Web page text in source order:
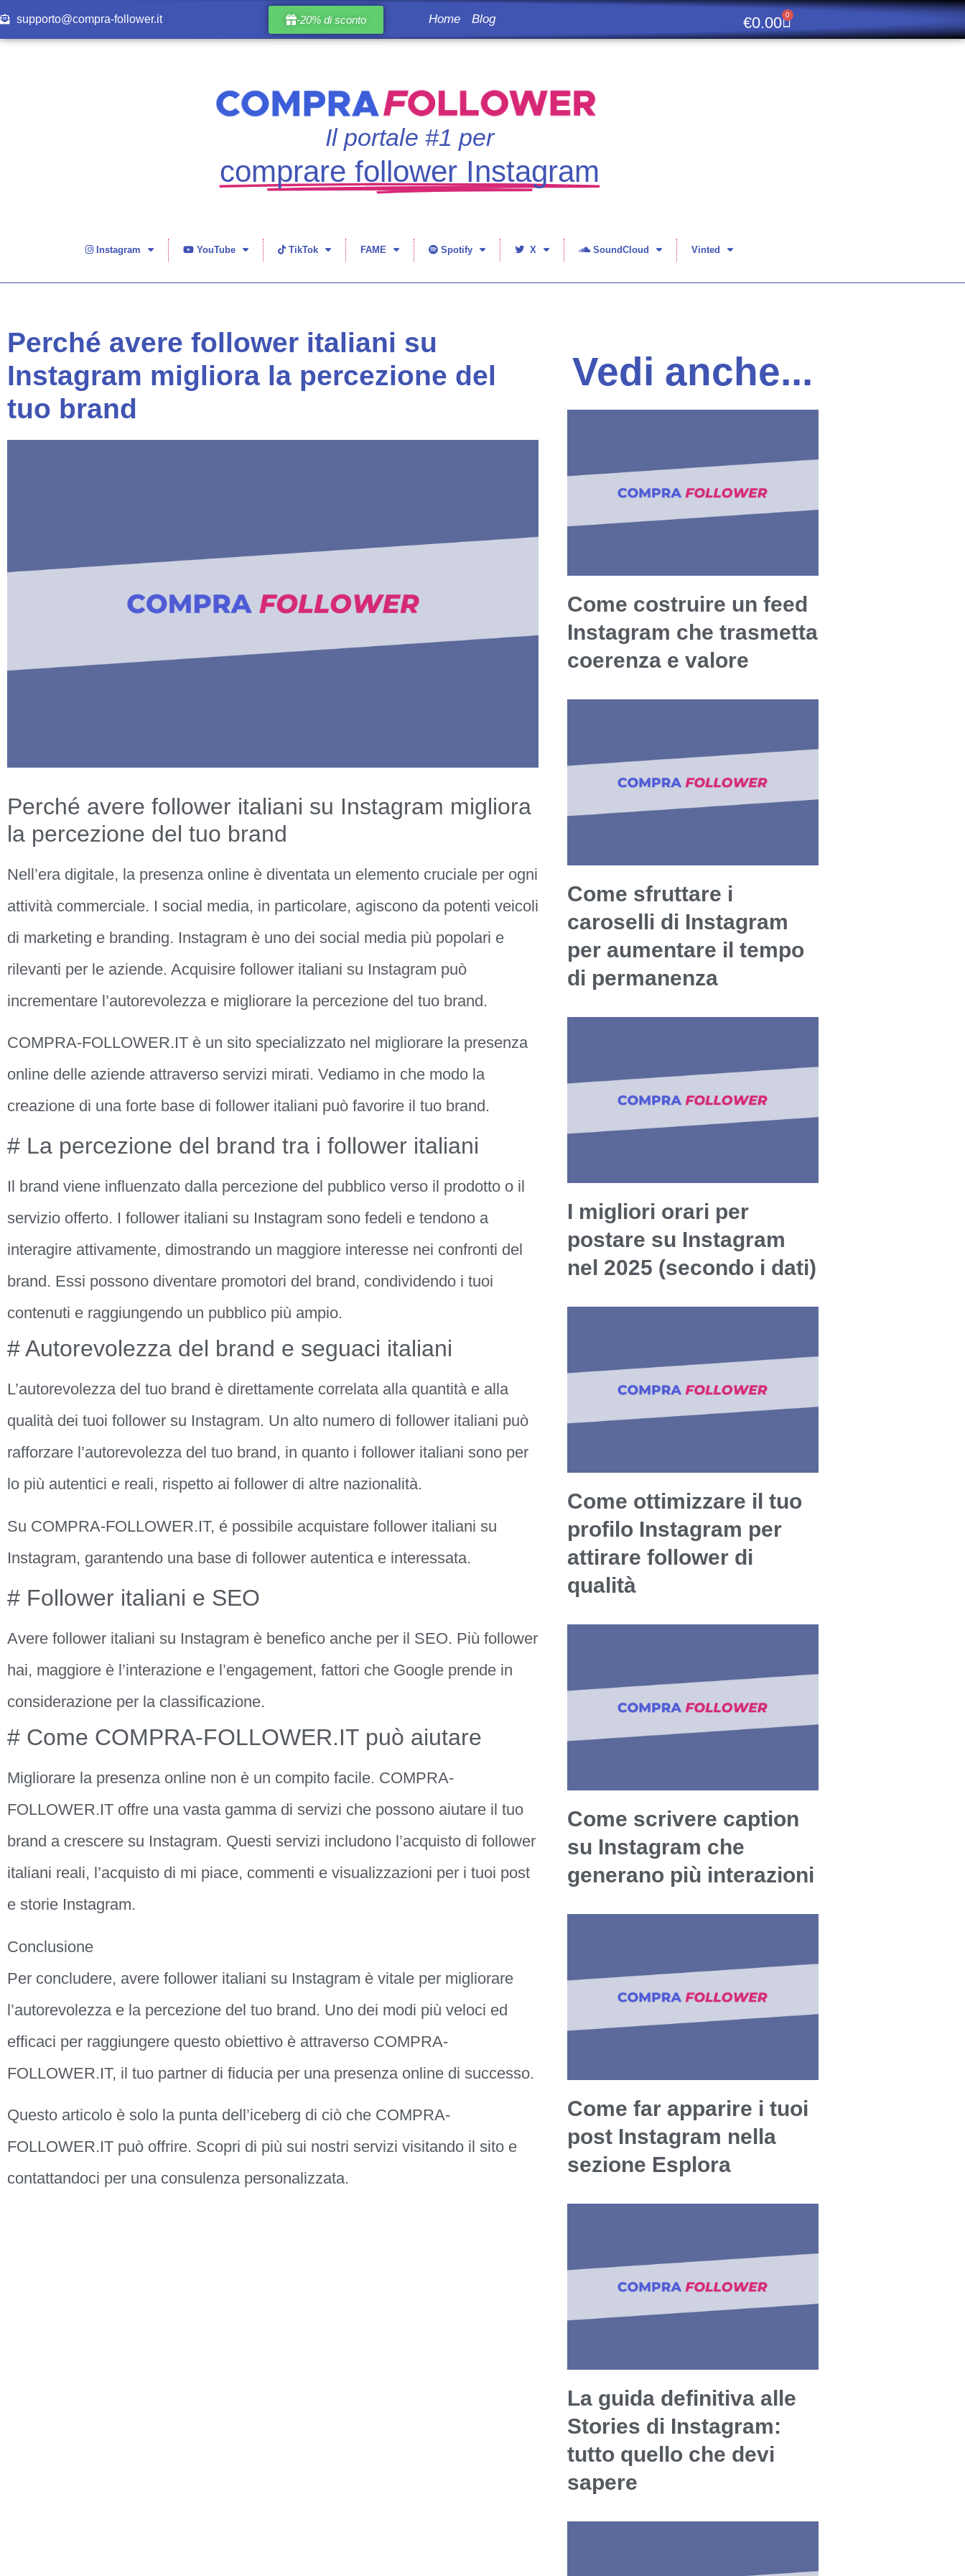
supporto@compra-follower.it -20% di sconto Home Blog €0.00 0
Il portale #1 per
comprare follower Instagram
Instagram YouTube TikTok FAME Spotify X SoundCloud Vinted
Perché avere follower italiani su
Instagram migliora la percezione del
tuo brand
Perché avere follower italiani su Instagram migliora
la percezione del tuo brand
Nell’era digitale, la presenza online è diventata un elemento cruciale per ogni
attività commerciale. I social media, in particolare, agiscono da potenti veicoli
di marketing e branding. Instagram è uno dei social media più popolari e
rilevanti per le aziende. Acquisire follower italiani su Instagram può
incrementare l’autorevolezza e migliorare la percezione del tuo brand.
COMPRA-FOLLOWER.IT è un sito specializzato nel migliorare la presenza
online delle aziende attraverso servizi mirati. Vediamo in che modo la
creazione di una forte base di follower italiani può favorire il tuo brand.
# La percezione del brand tra i follower italiani
Il brand viene influenzato dalla percezione del pubblico verso il prodotto o il
servizio offerto. I follower italiani su Instagram sono fedeli e tendono a
interagire attivamente, dimostrando un maggiore interesse nei confronti del
brand. Essi possono diventare promotori del brand, condividendo i tuoi
contenuti e raggiungendo un pubblico più ampio.
# Autorevolezza del brand e seguaci italiani
L’autorevolezza del tuo brand è direttamente correlata alla quantità e alla
qualità dei tuoi follower su Instagram. Un alto numero di follower italiani può
rafforzare l’autorevolezza del tuo brand, in quanto i follower italiani sono per
lo più autentici e reali, rispetto ai follower di altre nazionalità.
Su COMPRA-FOLLOWER.IT, é possibile acquistare follower italiani su
Instagram, garantendo una base di follower autentica e interessata.
# Follower italiani e SEO
Avere follower italiani su Instagram è benefico anche per il SEO. Più follower
hai, maggiore è l’interazione e l’engagement, fattori che Google prende in
considerazione per la classificazione.
# Come COMPRA-FOLLOWER.IT può aiutare
Migliorare la presenza online non è un compito facile. COMPRA-
FOLLOWER.IT offre una vasta gamma di servizi che possono aiutare il tuo
brand a crescere su Instagram. Questi servizi includono l’acquisto di follower
italiani reali, l’acquisto di mi piace, commenti e visualizzazioni per i tuoi post
e storie Instagram.
Conclusione
Per concludere, avere follower italiani su Instagram è vitale per migliorare
l’autorevolezza e la percezione del tuo brand. Uno dei modi più veloci ed
efficaci per raggiungere questo obiettivo è attraverso COMPRA-
FOLLOWER.IT, il tuo partner di fiducia per una presenza online di successo.
Questo articolo è solo la punta dell’iceberg di ciò che COMPRA-
FOLLOWER.IT può offrire. Scopri di più sui nostri servizi visitando il sito e
contattandoci per una consulenza personalizzata.
Vedi anche...
Come costruire un feed
Instagram che trasmetta
coerenza e valore
Come sfruttare i
caroselli di Instagram
per aumentare il tempo
di permanenza
I migliori orari per
postare su Instagram
nel 2025 (secondo i dati)
Come ottimizzare il tuo
profilo Instagram per
attirare follower di
qualità
Come scrivere caption
su Instagram che
generano più interazioni
Come far apparire i tuoi
post Instagram nella
sezione Esplora
La guida definitiva alle
Stories di Instagram:
tutto quello che devi
sapere